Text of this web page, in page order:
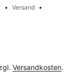
Versand
Versandkosten.